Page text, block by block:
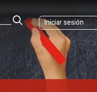
Iniciar sesión